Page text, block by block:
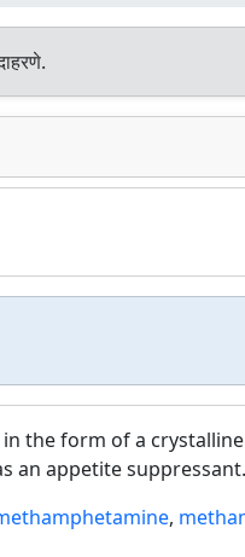
the form of a crystalline
an appetite suppressant.
,